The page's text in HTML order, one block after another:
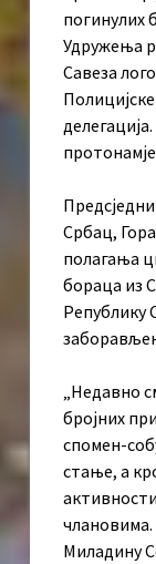
погинулих
Удружења
Савеза
Србац,
полагања
бораца из
Републику
„Недавно
бројних
спомен-
стање, а
Миладину